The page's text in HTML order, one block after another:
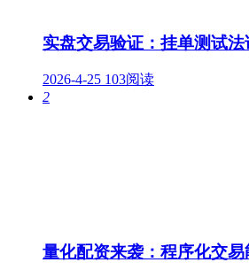
实盘交易验证：挂单测试法
2026-4-25 103阅读
2
量化配资来袭：程序化交易